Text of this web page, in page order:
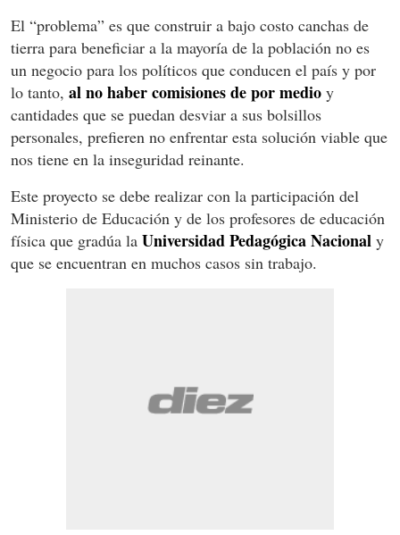
El “problema” es que construir a bajo costo canchas de
tierra para beneficiar a la mayoría de la población no es
un negocio para los políticos que conducen el país y por
lo tanto, al no haber comisiones de por medio y
cantidades que se puedan desviar a sus bolsillos
personales, prefieren no enfrentar esta solución viable que
nos tiene en la inseguridad reinante.
Este proyecto se debe realizar con la participación del
Ministerio de Educación y de los profesores de educación
física que gradúa la Universidad Pedagógica Nacional y
que se encuentran en muchos casos sin trabajo.